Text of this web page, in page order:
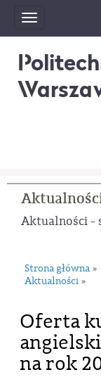
Toggle
navigation
Aktualności -
Strona główna »
Aktualności »
Oferta
na rok